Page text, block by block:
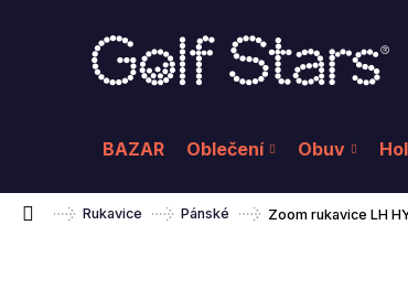
BAZAR Oblečení Obuv
Domů Rukavice Pánské Zoom rukavice LH
Zpětdo
obchodu
Zpětdo
obchodu